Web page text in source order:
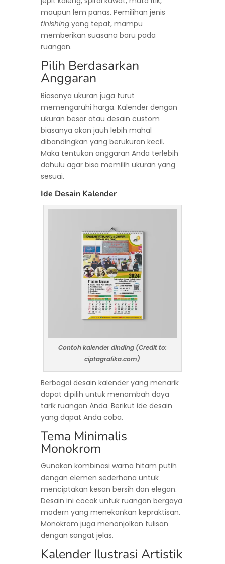
maupun lem panas. Pemilihan jenis
finishingyang tepat, mampu
memberikan suasana baru pada
ruangan.
Pilih Berdasarkan
Anggaran
Biasanya ukuran juga turut
memengaruhi harga. Kalender dengan
ukuran besar atau desain custom
biasanya akan jauh lebih mahal
dibandingkan yang berukuran kecil.
Maka tentukan anggaran Anda terlebih
dahulu agar bisa memilih ukuran yang
sesuai.
Ide Desain Kalender
Contoh kalender dinding (Credit to:
ciptagrafika.com)
Berbagai desain kalender yang menarik
dapat dipilih untuk menambah daya
tarik ruangan Anda. Berikut ide desain
yang dapat Anda coba.
Tema Minimalis
Monokrom
Gunakan kombinasi warna hitam putih
dengan elemen sederhana untuk
menciptakan kesan bersih dan elegan.
Desain ini cocok untuk ruangan bergaya
modern yang menekankan kepraktisan.
Monokrom juga menonjolkan tulisan
dengan sangat jelas.
Kalender Ilustrasi Artistik